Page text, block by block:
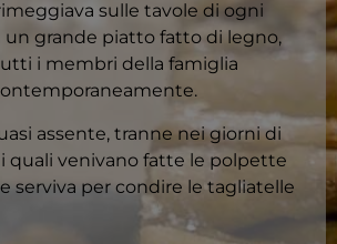
sulle tavole di ogni
un grande piatto fatto di legno,
i membri della famiglia
assente, tranne nei giorni di
quali venivano fatte le polpette
serviva per condire le tagliatelle